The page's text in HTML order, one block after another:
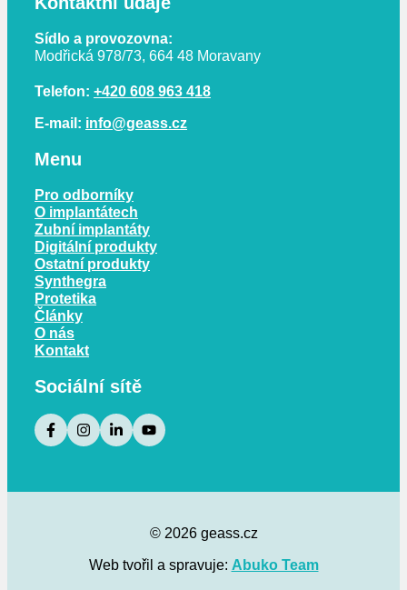
Sídlo a provozovna:
Modřická 978/73, 664 48 Moravany
Telefon: +420 608 963 418
E-mail: info@geass.cz
Menu
Pro odborníky
O implantátech
Zubní implantáty
Digitální produkty
Ostatní produkty
Synthegra
Protetika
Články
O nás
Kontakt
Sociální sítě
© 2026 geass.cz
Web tvořil a spravuje: Abuko Team